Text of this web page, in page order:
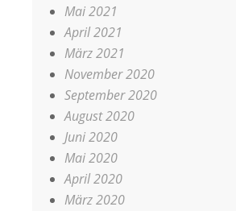
Mai 2021
April 2021
März 2021
November 2020
September 2020
August 2020
Juni 2020
Mai 2020
April 2020
März 2020